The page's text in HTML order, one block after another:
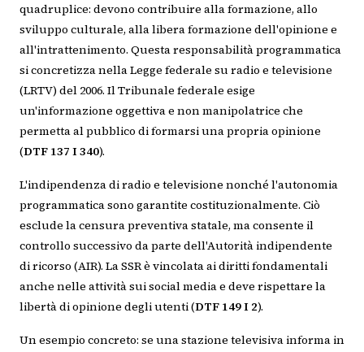
quadruplice: devono contribuire alla formazione, allo
sviluppo culturale, alla libera formazione dell'opinione e
all'intrattenimento. Questa responsabilità programmatica
si concretizza nella Legge federale su radio e televisione
(LRTV) del 2006. Il Tribunale federale esige
un'informazione oggettiva e non manipolatrice che
permetta al pubblico di formarsi una propria opinione
(DTF 137 I 340).
L'indipendenza di radio e televisione nonché l'autonomia
programmatica sono garantite costituzionalmente. Ciò
esclude la censura preventiva statale, ma consente il
controllo successivo da parte dell'Autorità indipendente
di ricorso (AIR). La SSR è vincolata ai diritti fondamentali
anche nelle attività sui social media e deve rispettare la
libertà di opinione degli utenti (DTF 149 I 2).
Un esempio concreto: se una stazione televisiva informa in